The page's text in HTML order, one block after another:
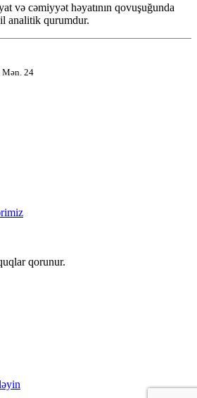
və cəmiyyət həyatının qovuşuğunda
analitik qurumdur.
Mən. 24
qorunur.